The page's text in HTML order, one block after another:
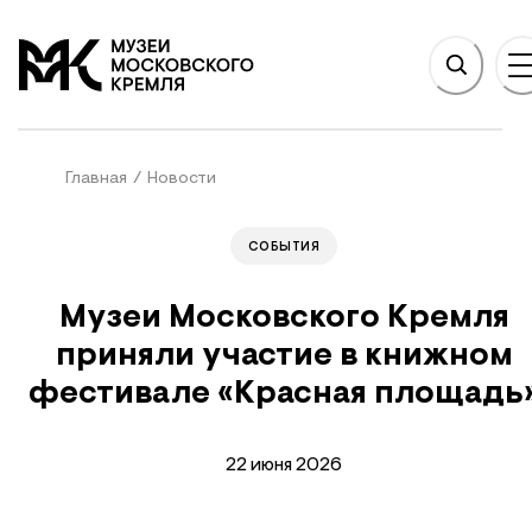
На главную
Главная / Новости
СОБЫТИЯ
Музеи Московского Кремля
приняли участие в книжном
фестивале «Красная
22 июня 2026